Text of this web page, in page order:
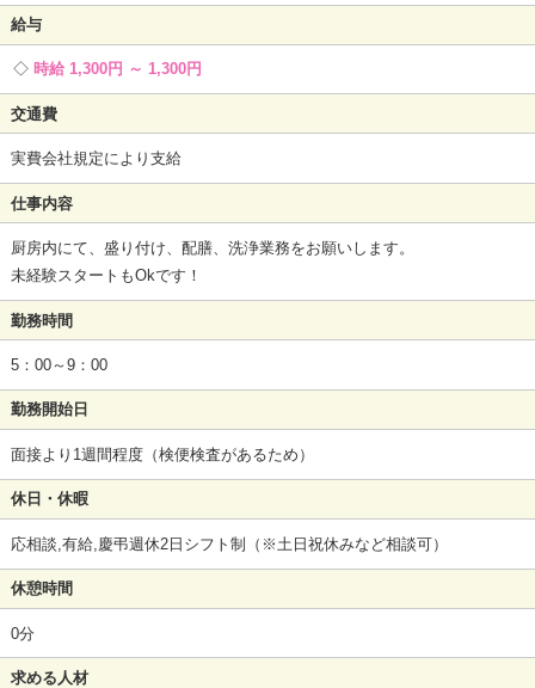
給与
時給 1,300円 ～ 1,300円
交通費
実費会社規定により支給
仕事内容
厨房内にて、盛り付け、配膳、洗浄業務をお願いします。
未経験スタートもOkです！
勤務時間
5：00～9：00
勤務開始日
面接より1週間程度（検便検査があるため）
休日・休暇
応相談,有給,慶弔週休2日シフト制（※土日祝休みなど相談可）
休憩時間
0分
求める人材